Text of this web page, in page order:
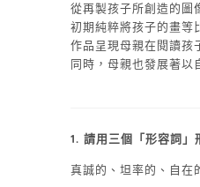
從再製孩子所創造的圖
初期純粹將孩子的畫等
作品呈現母親在閱讀孩
同時，母親也發展著以
1. 請用三個「形容詞」
真誠的、坦率的、自在